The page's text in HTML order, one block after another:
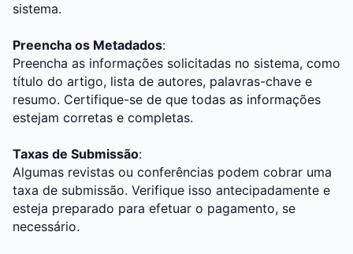
sistema.
Preencha os Metadados:
Preencha as informações solicitadas no sistema, como
título do artigo, lista de autores, palavras-chave e
resumo. Certifique-se de que todas as informações
estejam corretas e completas.
Taxas de Submissão:
Algumas revistas ou conferências podem cobrar uma
taxa de submissão. Verifique isso antecipadamente e
esteja preparado para efetuar o pagamento, se
necessário.